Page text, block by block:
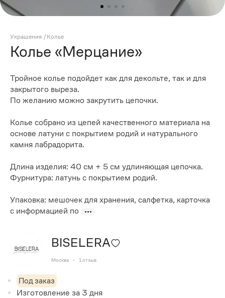
Украшения /Колье
Колье «Мерцание»
Тройное колье подойдет как для декольте, так и для
закрытого выреза.
По желанию можно закрутить цепочки.
Колье собрано из цепей качественного материала на
основе латуни с покрытием родий и натурального
камня лабрадорита.
Длина изделия: 40 см + 5 см удлиняющая цепочка.
Фурнитура: латунь с покрытием родий.
Упаковка: мешочек для хранения, салфетка, карточка
с информацией по
BISELERA
Москва 1 отзыв
Под заказ
Изготовление за 3 дня